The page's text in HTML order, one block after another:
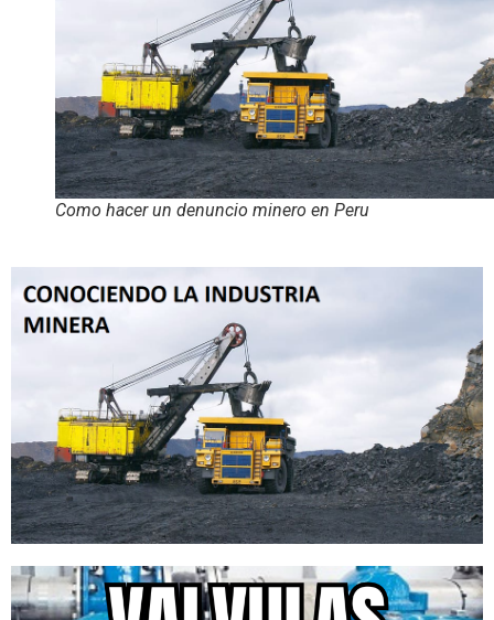
Como hacer un denuncio minero en Peru